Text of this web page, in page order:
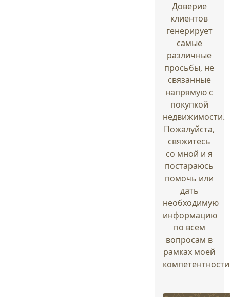
Доверие
клиентов
генерирует
самые
различные
просьбы, не
связанные
напрямую с
покупкой
недвижимости.
Пожалуйста,
свяжитесь
со мной и я
постараюсь
помочь или
дать
необходимую
информацию
по всем
вопросам в
рамках моей